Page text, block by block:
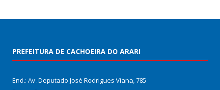
PREFEITURA DE CACHOEIRA DO ARARI
End.: Av. Deputado José Rodrigues Viana, 785